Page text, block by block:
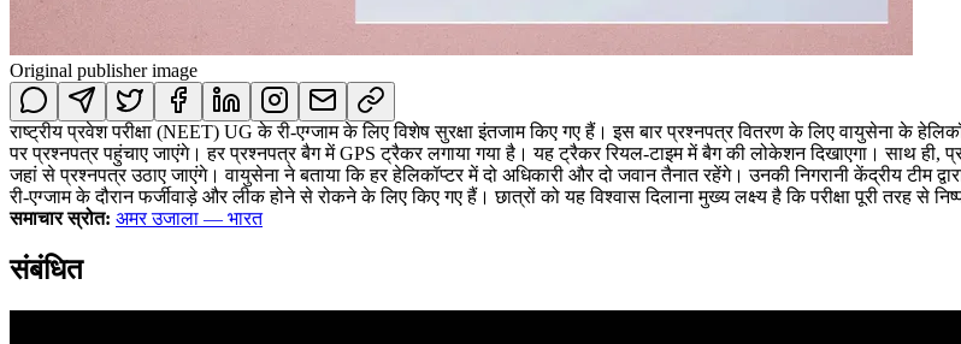
Original publisher image
राष्ट्रीय प्रवेश परीक्षा (NEET) UG के री-एग्जाम के लिए विशेष सुरक्षा इंतजाम किए गए हैं। इस बार प्रश्नपत्र वितरण के लिए वायुसेना के
पर प्रश्नपत्र पहुंचाए जाएंगे। हर प्रश्नपत्र बैग में GPS ट्रैकर लगाया गया है। यह ट्रैकर रियल-टाइम में बैग की लोकेशन दिखाएगा। साथ ही,
जहां से प्रश्नपत्र उठाए जाएंगे। वायुसेना ने बताया कि हर हेलिकॉप्टर में दो अधिकारी और दो जवान तैनात रहेंगे। उनकी निगरानी केंद्रीय टीम
री-एग्जाम के दौरान फर्जीवाड़े और लीक होने से रोकने के लिए किए गए हैं। छात्रों को यह विश्वास दिलाना मुख्य लक्ष्य है कि परीक्षा पूरी तरह से
समाचार स्रोत: अमर उजाला — भारत
संबंधित